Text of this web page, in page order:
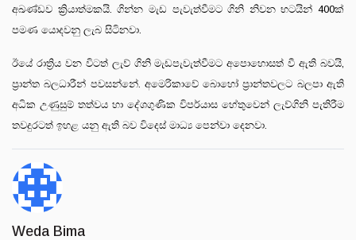
අඛණ්ඩව ක්‍රියාත්මකයි. ගින්න මැඩ පැවැත්වීමට ගිනි නිවන භටයින් 400ක්
පමණ යොදවනු ලැබ සිටිනවා.
ඊයේ රාත්‍රිය වන විටත් ලැව් ගිනි මැඩපැවැත්වීමට අපොහොසත් වී ඇති බවයි,
ප්‍රාන්ත බලධාරීන් පවසන්නේ. අමෙරිකාවේ බොහෝ ප්‍රාන්තවලට බලපා ඇති
අධික උණුසුම් තත්වය හා දේශගුණික විපර්යාස හේතුවෙන් ලැව්ගිනි පැතිරීම
තවදුරටත් ඉහළ යනු ඇති බව විදෙස් මාධ්‍ය පෙන්වා දෙනවා.
Weda Bima